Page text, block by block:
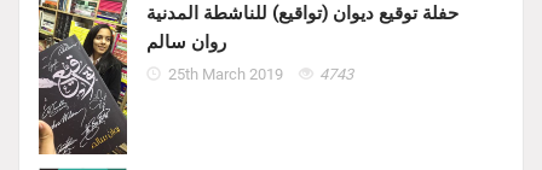
حفلة توقيع ديوان (تواقيع) للناشطة المدنية
روان سالم
25th March 2019 4743